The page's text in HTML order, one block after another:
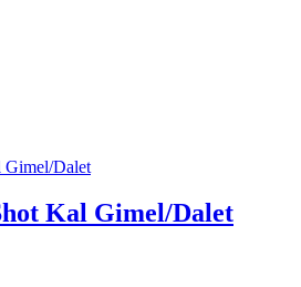
Kal Gimel/Dalet